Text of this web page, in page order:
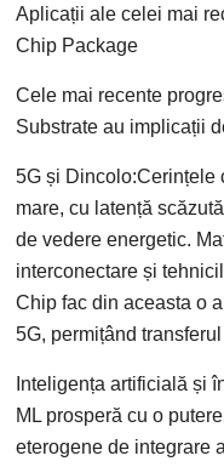
Aplicații ale celei mai
Chip Package
Cele mai recente
Substrate au implicații
5G și Dincolo:Cerințele
mare, cu latență
de vedere energetic.
interconectare și
Chip fac din aceasta o
5G, permițând
Inteligența artificială și
ML prosperă cu o
eterogene de integrare